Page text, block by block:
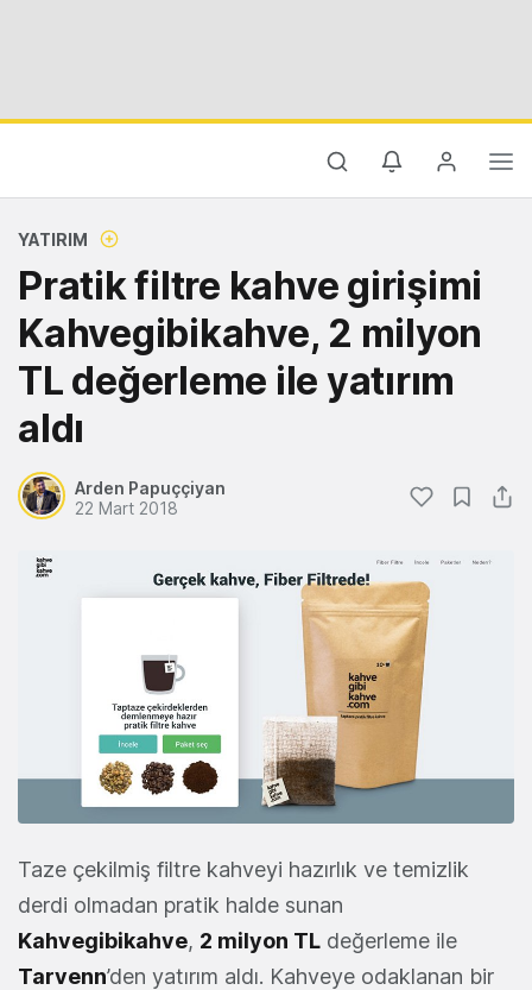
YATIRIM
Pratik filtre kahve girişimi
Kahvegibikahve, 2 milyon
TL değerleme ile yatırım
aldı
Arden Papuççiyan
22 Mart 2018
Taze çekilmiş filtre kahveyi hazırlık ve temizlik
derdi olmadan pratik halde sunan
Kahvegibikahve, 2 milyon TL değerleme ile
Tarvenn’den yatırım aldı. Kahveye odaklanan bir